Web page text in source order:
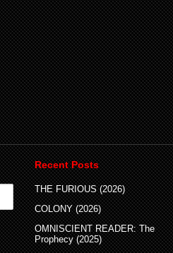
Recent Posts
THE FURIOUS (2026)
COLONY (2026)
OMNISCIENT READER: The
Prophecy (2025)